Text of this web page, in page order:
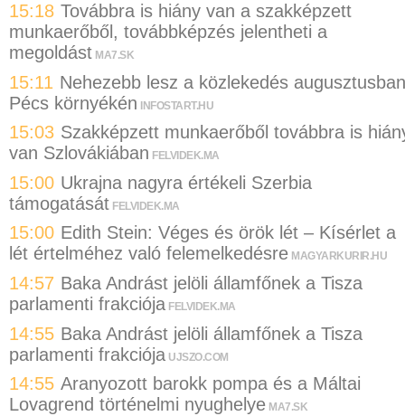
15:18 Továbbra is hiány van a szakképzett
munkaerőből, továbbképzés jelentheti a
megoldást MA7.SK
15:11 Nehezebb lesz a közlekedés augusztusban
Pécs környékén INFOSTART.HU
15:03 Szakképzett munkaerőből továbbra is
van Szlovákiában FELVIDEK.MA
15:00 Ukrajna nagyra értékeli Szerbia
támogatását FELVIDEK.MA
15:00 Edith Stein: Véges és örök lét – Kísérlet a
lét értelméhez való felemelkedésre MAGYARKURIR.HU
14:57 Baka Andrást jelöli államfőnek a Tisza
parlamenti frakciója FELVIDEK.MA
14:55 Baka Andrást jelöli államfőnek a Tisza
parlamenti frakciója UJSZO.COM
14:55 Aranyozott barokk pompa és a Máltai
Lovagrend történelmi nyughelye MA7.SK